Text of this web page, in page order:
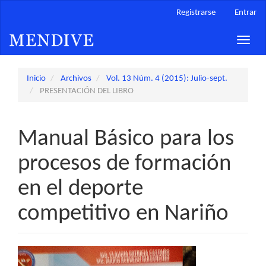
principal
Barra
Registrarse Entrar
Toggle
Inicio Archivos
Vol. 13 Núm. 4 (2015): Julio-sept.
PRESENTACIÓN DEL LIBRO
Manual Básico para los
procesos de formación
en el deporte
competitivo en Nariño
Barra